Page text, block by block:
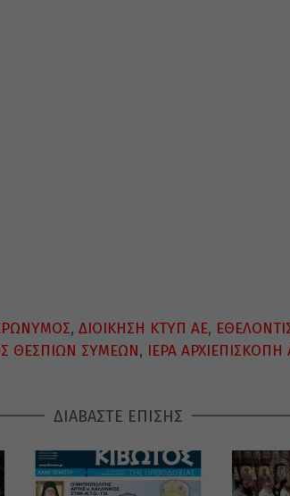
, ΔΙΟΙΚΗΣΗ ΚΤΥΠ ΑΕ,
ΘΕΣΠΙΩΝ ΣΥΜΕΩΝ, ΙΕΡΑ
ΔΙΑΒΑΣΤΕ ΕΠΙΣΗΣ